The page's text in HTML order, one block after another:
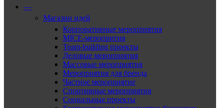
—
Магазин идей
Корпоративные мероприятия
MICE-меропрития
Team-building проекты
Деловые мероприятия
Массовые мероприятия
Мероприятия для бренда
Частное мероприятие
Спортивные мероприятия
Социальные проекты